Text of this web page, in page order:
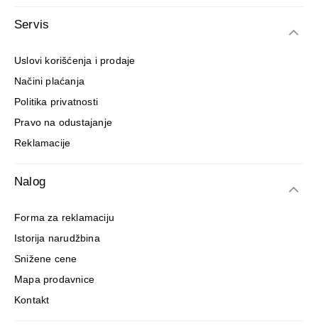
Servis
Uslovi korišćenja i prodaje
Načini plaćanja
Politika privatnosti
Pravo na odustajanje
Reklamacije
Nalog
Forma za reklamaciju
Istorija narudžbina
Snižene cene
Mapa prodavnice
Kontakt